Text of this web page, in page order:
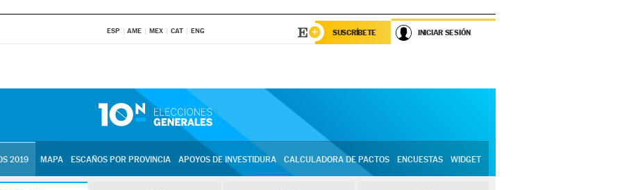
ESP AME MEX CAT ENG SUSCRÍBETE INICIAR SESIÓN
2019 MAPA ESCAÑOS POR PROVINCIA APOYOS DE INVESTIDURA CALCULADORA DE PACTOS ENCUESTAS WIDGET